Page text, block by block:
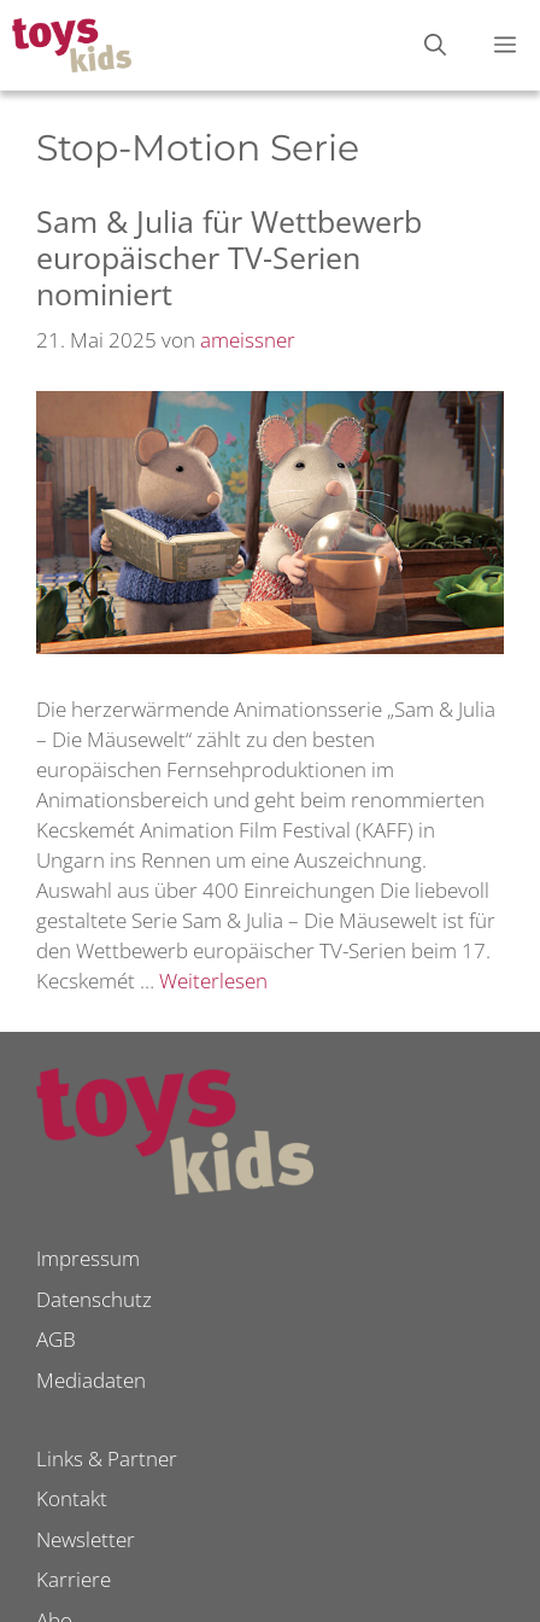
Zum
Inhalt
springen
Stop-Motion Serie
Sam & Julia für Wettbewerb
europäischer TV-Serien
nominiert
21. Mai 2025 von ameissner
Die herzerwärmende Animationsserie „Sam & Julia
– Die Mäusewelt“ zählt zu den besten
europäischen Fernsehproduktionen im
Animationsbereich und geht beim renommierten
Kecskemét Animation Film Festival (KAFF) in
Ungarn ins Rennen um eine Auszeichnung.
Auswahl aus über 400 Einreichungen Die liebevoll
gestaltete Serie Sam & Julia – Die Mäusewelt ist für
den Wettbewerb europäischer TV-Serien beim 17.
Kecskemét … Weiterlesen
Impressum
Datenschutz
AGB
Mediadaten
Links & Partner
Kontakt
Newsletter
Karriere